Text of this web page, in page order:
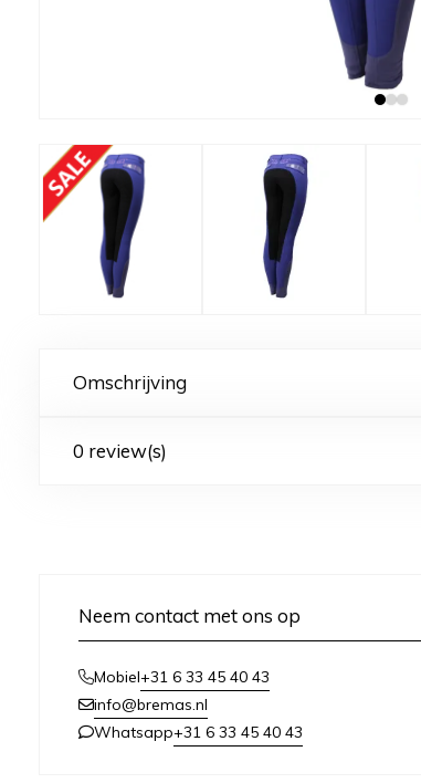
Omschrijving
0 review(s)
Neem contact met ons op
Mobiel+31 6 33 45 40 43
info@bremas.nl
Whatsapp+31 6 33 45 40 43